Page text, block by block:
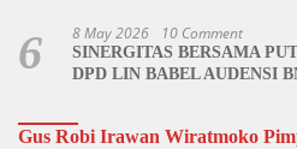
6 8 May 2026 10 Comment
SINERGITAS BERSAMA
DPD LIN BABEL AUDENSI
Gus Robi Irawan Wiratmoko